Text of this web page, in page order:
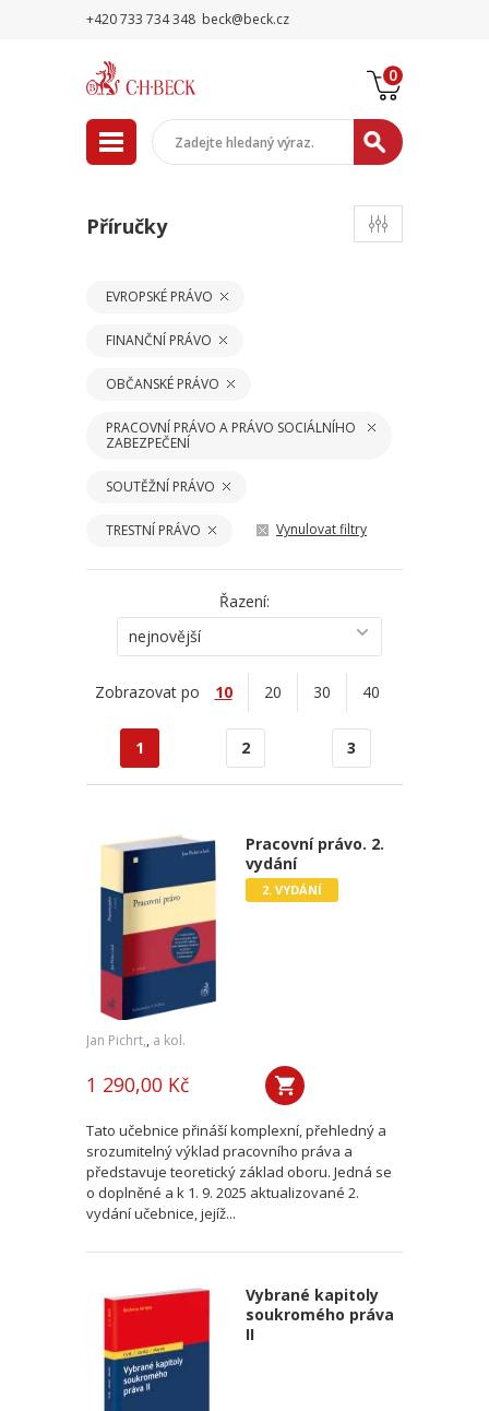
+420 733 734 348 beck@beck.cz
0
Příručky
EVROPSKÉ PRÁVO
FINANČNÍ PRÁVO
OBČANSKÉ PRÁVO
PRACOVNÍ PRÁVO A PRÁVO SOCIÁLNÍHO
ZABEZPEČENÍ
SOUTĚŽNÍ PRÁVO
TRESTNÍ PRÁVO Vynulovat filtry
Řazení:
nejnovější
Zobrazovat po 10 20 30 40
1 2 3
Pracovní právo. 2.
vydání
2. VYDÁNÍ
Jan Pichrt,, a kol.
1 290,00 Kč
Tato učebnice přináší komplexní, přehledný a
srozumitelný výklad pracovního práva a
představuje teoretický základ oboru. Jedná se
o doplněné a k 1. 9. 2025 aktualizované 2.
vydání učebnice, jejíž...
Vybrané kapitoly
soukromého práva
II